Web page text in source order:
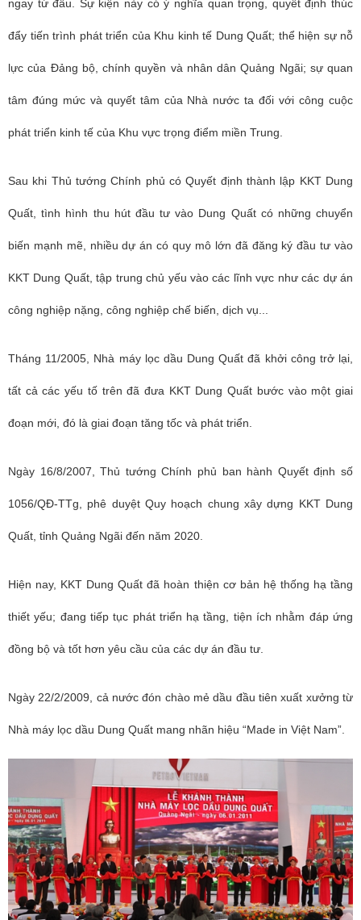
ngay từ đầu. Sự kiện này có ý nghĩa quan trọng, quyết định thúc
đẩy tiến trình phát triển của Khu kinh tế Dung Quất; thể hiện sự nỗ
lực của Đảng bộ, chính quyền và nhân dân Quảng Ngãi; sự quan
tâm đúng mức và quyết tâm của Nhà nước ta đối với công cuộc
phát triển kinh tế của Khu vực trọng điểm miền Trung.
Sau khi Thủ tướng Chính phủ có Quyết định thành lập KKT Dung
Quất, tình hình thu hút đầu tư vào Dung Quất có những chuyển
biến mạnh mẽ, nhiều dự án có quy mô lớn đã đăng ký đầu tư vào
KKT Dung Quất, tập trung chủ yếu vào các lĩnh vực như các dự án
công nghiệp nặng, công nghiệp chế biến, dịch vụ...
Tháng 11/2005, Nhà máy lọc dầu Dung Quất đã khởi công trở lại,
tất cả các yếu tố trên đã đưa KKT Dung Quất bước vào một giai
đoạn mới, đó là giai đoạn tăng tốc và phát triển.
Ngày 16/8/2007, Thủ tướng Chính phủ ban hành Quyết định số
1056/QĐ-TTg, phê duyệt Quy hoạch chung xây dựng KKT Dung
Quất, tỉnh Quảng Ngãi đến năm 2020.
Hiện nay, KKT Dung Quất đã hoàn thiện cơ bản hệ thống hạ tầng
thiết yếu; đang tiếp tục phát triển hạ tầng, tiện ích nhằm đáp ứng
đồng bộ và tốt hơn yêu cầu của các dự án đầu tư.
Ngày 22/2/2009, cả nước đón chào mẻ dầu đầu tiên xuất xưởng từ
Nhà máy lọc dầu Dung Quất mang nhãn hiệu “Made in Việt Nam”.